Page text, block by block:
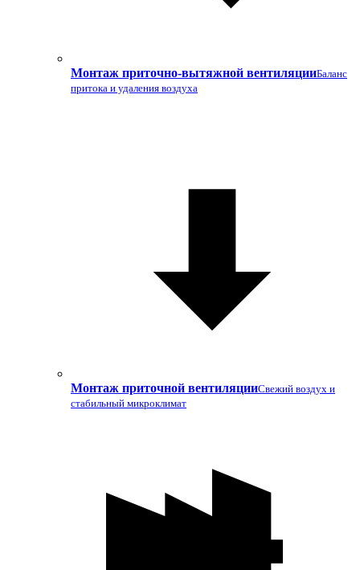
Монтаж приточно-вытяжной вентиляцииБаланс
притока и удаления воздуха
Монтаж приточной вентиляцииСвежий воздух и
стабильный микроклимат